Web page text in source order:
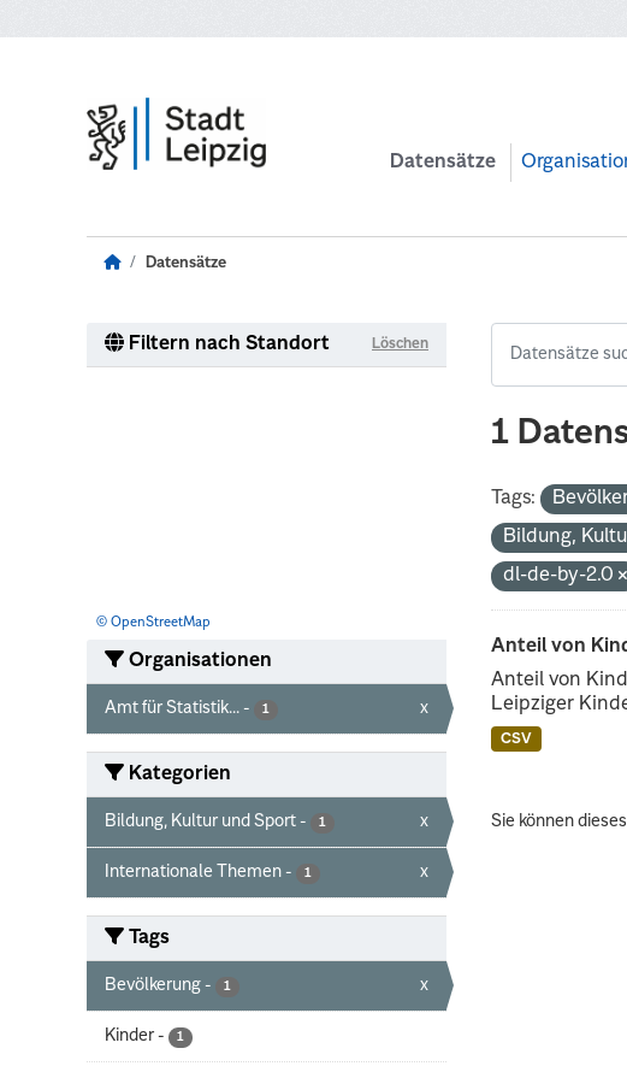
Datensätze
Datensätze
Filtern nach Standort Löschen
© OpenStreetMap
Organisationen
Amt für Statistik... - 1 x
Kategorien
Bildung, Kultur und Sport - 1 x
Internationale Themen - 1 x
Tags
Bevölkerung - 1 x
Kinder - 1
1
Tags:
Bildung,
dl-de-by-2.0
Anteil von
Anteil von
Leipziger
CSV
Sie können